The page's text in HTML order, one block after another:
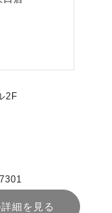
2F
細を見る